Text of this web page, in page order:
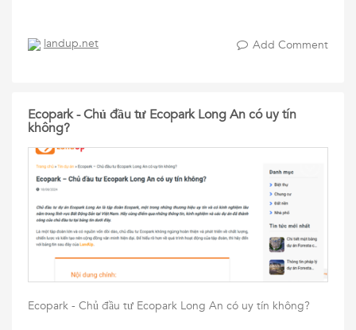
landup.net Add Comment
Ecopark - Chủ đầu tư Ecopark Long An có uy tín
không?
Ecopark - Chủ đầu tư Ecopark Long An có uy tín không?